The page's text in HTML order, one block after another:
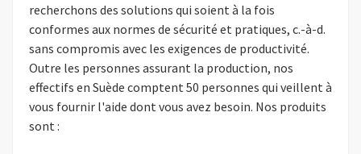
recherchons des solutions qui soient à la fois
conformes aux normes de sécurité et pratiques, c.-à-d.
sans compromis avec les exigences de productivité.
Outre les personnes assurant la production, nos
effectifs en Suède comptent 50 personnes qui veillent à
vous fournir l'aide dont vous avez besoin. Nos produits
sont :